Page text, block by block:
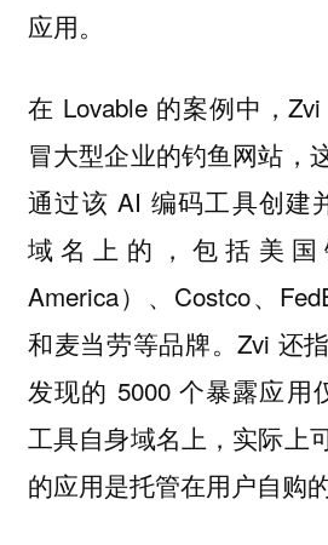
应用。
在 Lovable 的案例中，
冒大型企业的钓鱼网站，
通过该 AI 编码工具创建
域名上的，包括美国
America）、Costco、
和麦当劳等品牌。Zvi 还
发现的 5000 个暴露应用
工具自身域名上，实际上
的应用是托管在用户自购